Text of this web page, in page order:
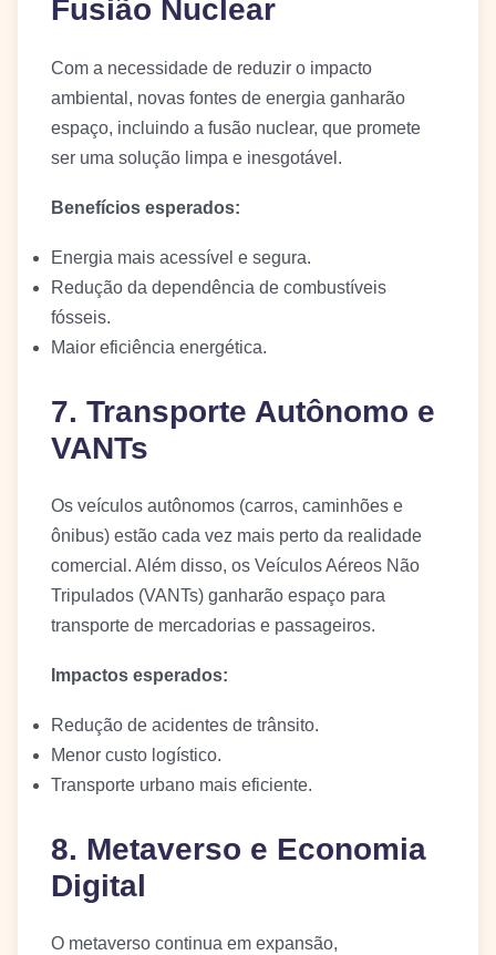
Fusião Nuclear
Com a necessidade de reduzir o impacto
ambiental, novas fontes de energia ganharão
espaço, incluindo a fusão nuclear, que promete
ser uma solução limpa e inesgotável.
Benefícios esperados:
Energia mais acessível e segura.
Redução da dependência de combustíveis
fósseis.
Maior eficiência energética.
7. Transporte Autônomo e
VANTs
Os veículos autônomos (carros, caminhões e
ônibus) estão cada vez mais perto da realidade
comercial. Além disso, os Veículos Aéreos Não
Tripulados (VANTs) ganharão espaço para
transporte de mercadorias e passageiros.
Impactos esperados:
Redução de acidentes de trânsito.
Menor custo logístico.
Transporte urbano mais eficiente.
8. Metaverso e Economia
Digital
O metaverso continua em expansão,